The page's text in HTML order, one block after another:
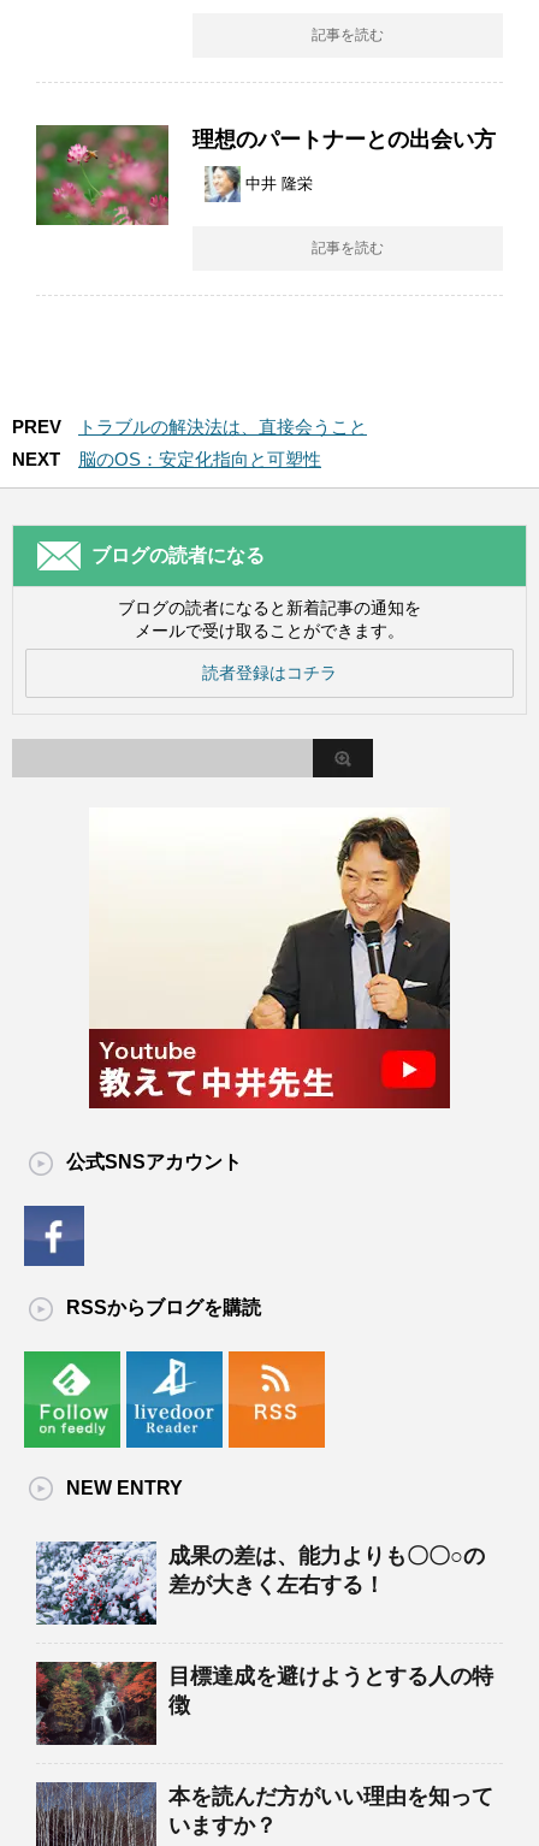
記事を読む
理想のパートナーとの出会い方
中井 隆栄
記事を読む
PREV
トラブルの解決法は、直接会うこと
NEXT
脳のOS：安定化指向と可塑性
ブログの読者になる
ブログの読者になると新着記事の通知を
メールで受け取ることができます。
読者登録はコチラ
公式SNSアカウント
RSSからブログを購読
NEW ENTRY
成果の差は、能力よりも〇〇○の
差が大きく左右する！
目標達成を避けようとする人の特
徴
本を読んだ方がいい理由を知って
いますか？